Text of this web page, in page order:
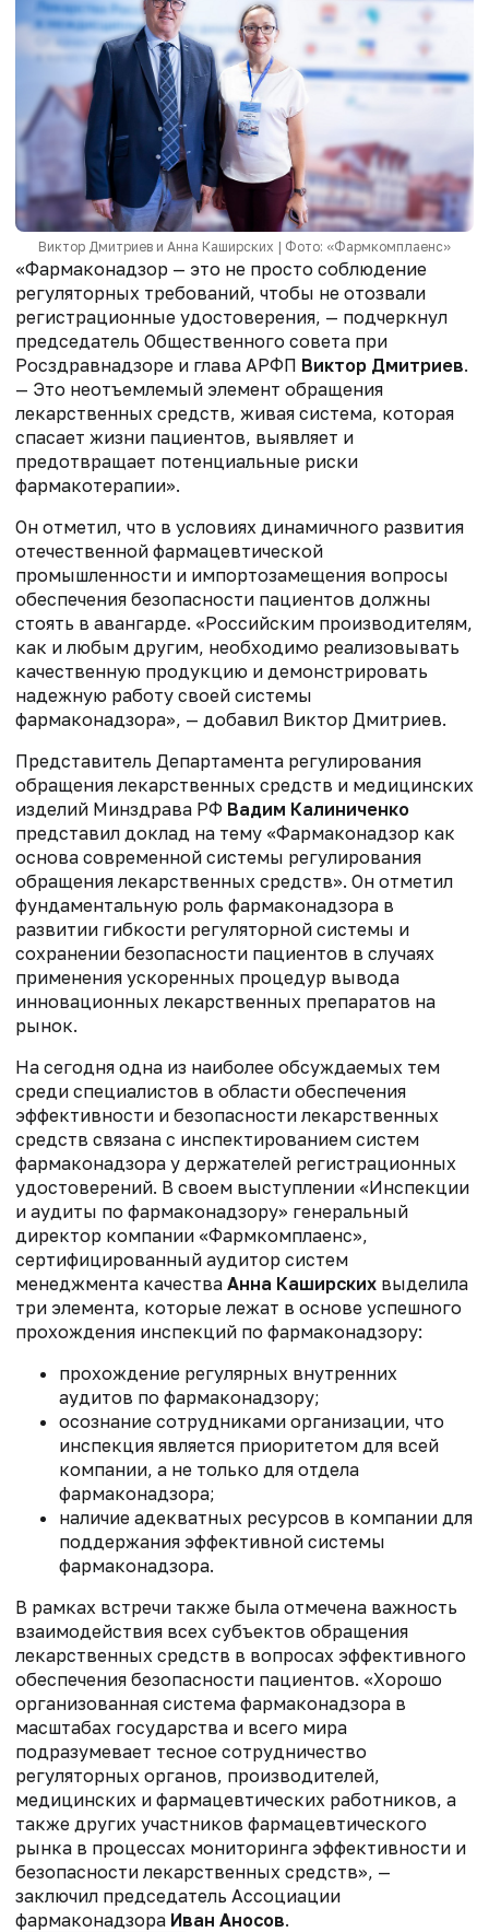
Виктор Дмитриев и Анна Каширских | Фото: «Фармкомплаенс»
«Фармаконадзор — это не просто соблюдение
регуляторных требований, чтобы не отозвали
регистрационные удостоверения, — подчеркнул
председатель Общественного совета при
Росздравнадзоре и глава АРФП Виктор Дмитриев.
— Это неотъемлемый элемент обращения
лекарственных средств, живая система, которая
спасает жизни пациентов, выявляет и
предотвращает потенциальные риски
фармакотерапии».
Он отметил, что в условиях динамичного развития
отечественной фармацевтической
промышленности и импортозамещения вопросы
обеспечения безопасности пациентов должны
стоять в авангарде. «Российским производителям,
как и любым другим, необходимо реализовывать
качественную продукцию и демонстрировать
надежную работу своей системы
фармаконадзора», — добавил Виктор Дмитриев.
Представитель Департамента регулирования
обращения лекарственных средств и медицинских
изделий Минздрава РФ Вадим Калиниченко
представил доклад на тему «Фармаконадзор как
основа современной системы регулирования
обращения лекарственных средств». Он отметил
фундаментальную роль фармаконадзора в
развитии гибкости регуляторной системы и
сохранении безопасности пациентов в случаях
применения ускоренных процедур вывода
инновационных лекарственных препаратов на
рынок.
На сегодня одна из наиболее обсуждаемых тем
среди специалистов в области обеспечения
эффективности и безопасности лекарственных
средств связана с инспектированием систем
фармаконадзора у держателей регистрационных
удостоверений. В своем выступлении «Инспекции
и аудиты по фармаконадзору» генеральный
директор компании «Фармкомплаенс»,
сертифицированный аудитор систем
менеджмента качества Анна Каширских выделила
три элемента, которые лежат в основе успешного
прохождения инспекций по фармаконадзору:
прохождение регулярных внутренних
аудитов по фармаконадзору;
осознание сотрудниками организации, что
инспекция является приоритетом для всей
компании, а не только для отдела
фармаконадзора;
наличие адекватных ресурсов в компании для
поддержания эффективной системы
фармаконадзора.
В рамках встречи также была отмечена важность
взаимодействия всех субъектов обращения
лекарственных средств в вопросах эффективного
обеспечения безопасности пациентов. «Хорошо
организованная система фармаконадзора в
масштабах государства и всего мира
подразумевает тесное сотрудничество
регуляторных органов, производителей,
медицинских и фармацевтических работников, а
также других участников фармацевтического
рынка в процессах мониторинга эффективности и
безопасности лекарственных средств», —
заключил председатель Ассоциации
фармаконадзора Иван Аносов.